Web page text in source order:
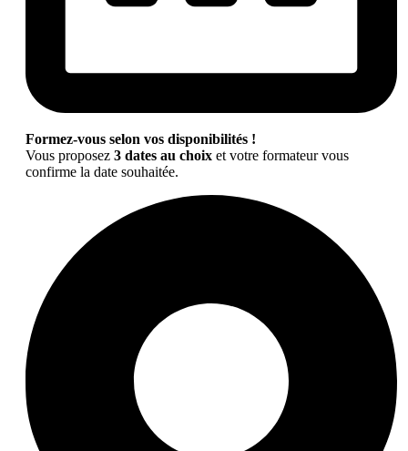
Formez-vous selon vos disponibilités !
Vous proposez 3 dates au choix et votre formateur vous
confirme la date souhaitée.